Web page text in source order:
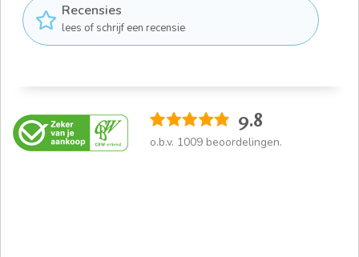
Recensies
lees of schrijf een recensie
9.8
o.b.v. 1009 beoordelingen.